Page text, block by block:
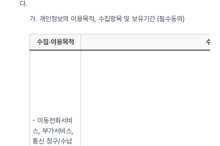
다.
가. 개인정보의 이용목적, 수집항목 및 보유기간 (필수동의)
수집·이용목적 수집
- 이동전화서비
스, 부가서비스,
통신 청구/수납